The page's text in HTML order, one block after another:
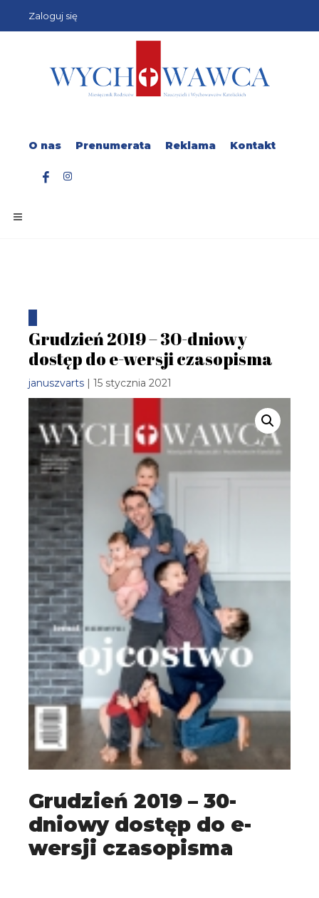
Zaloguj się
O nas Prenumerata Reklama Kontakt
Grudzień 2019 – 30-dniowy
dostęp do e-wersji czasopisma
januszvarts | 15 stycznia 2021
Grudzień 2019 – 30-
dniowy dostęp do e-
wersji czasopisma